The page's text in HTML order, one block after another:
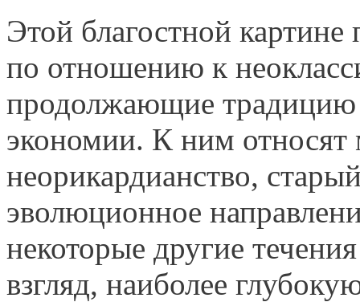
Этой благостной картине
по отношению к
продолжающие традицию
экономии. К ним относят
неорикардианство,
эволюционное
некоторые другие
взгляд, наиболее